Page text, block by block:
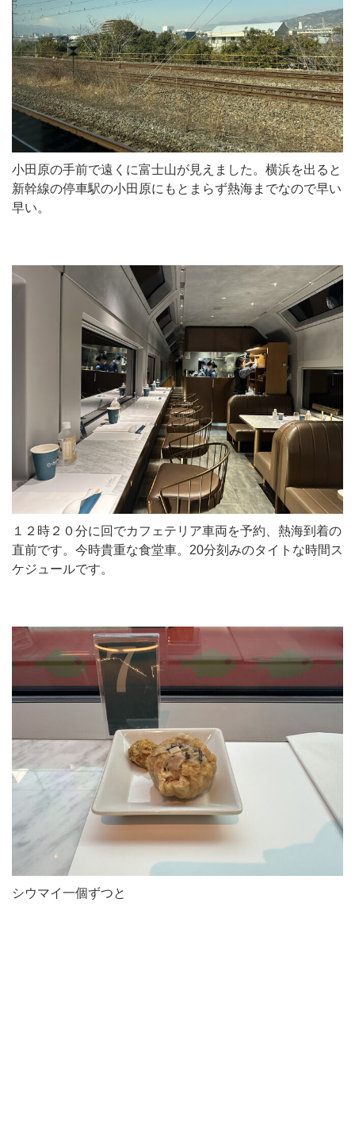
小田原の手前で遠くに富士山が見えました。横浜を出ると
新幹線の停車駅の小田原にもとまらず熱海までなので早い
早い。
１２時２０分に回でカフェテリア車両を予約、熱海到着の
直前です。今時貴重な食堂車。20分刻みのタイトな時間ス
ケジュールです。
シウマイ一個ずつと